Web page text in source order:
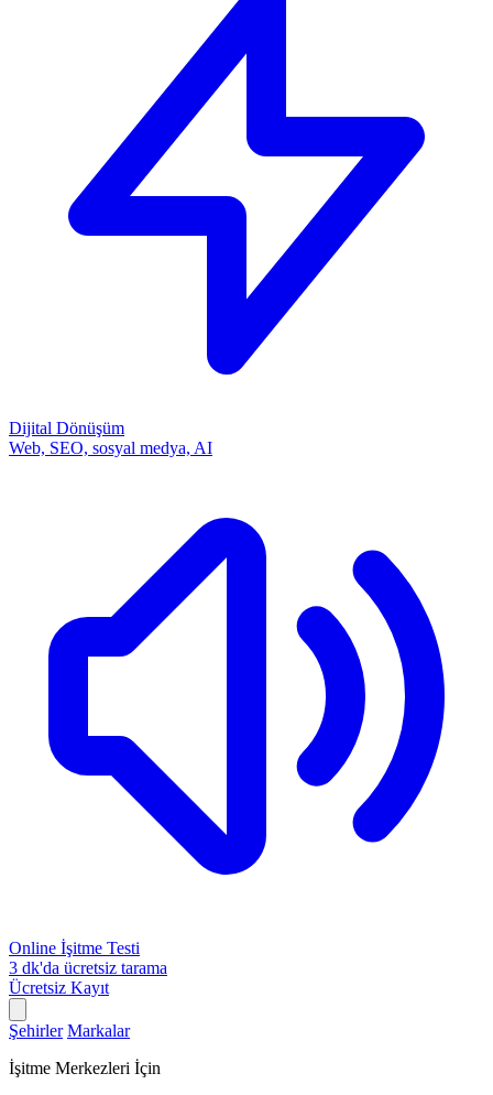
Dijital Dönüşüm
Web, SEO, sosyal medya, AI
Online İşitme Testi
3 dk'da ücretsiz tarama
Ücretsiz Kayıt
Şehirler Markalar
İşitme Merkezleri İçin